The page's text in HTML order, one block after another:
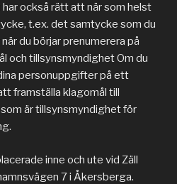
har också rätt att när som helst
t.ex. det samtycke som du
du börjar prenumerera på
och tillsynsmyndighet Om du
personuppgifter på ett
framställa klagomål till
är tillsynsmyndighet för
inne och ute vid Zäll
7 i Åkersberga.